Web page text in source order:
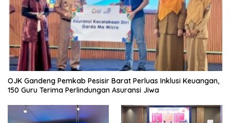
OJK Gandeng Pemkab Pesisir Barat Perluas Inklusi Keuangan,
150 Guru Terima Perlindungan Asuransi Jiwa